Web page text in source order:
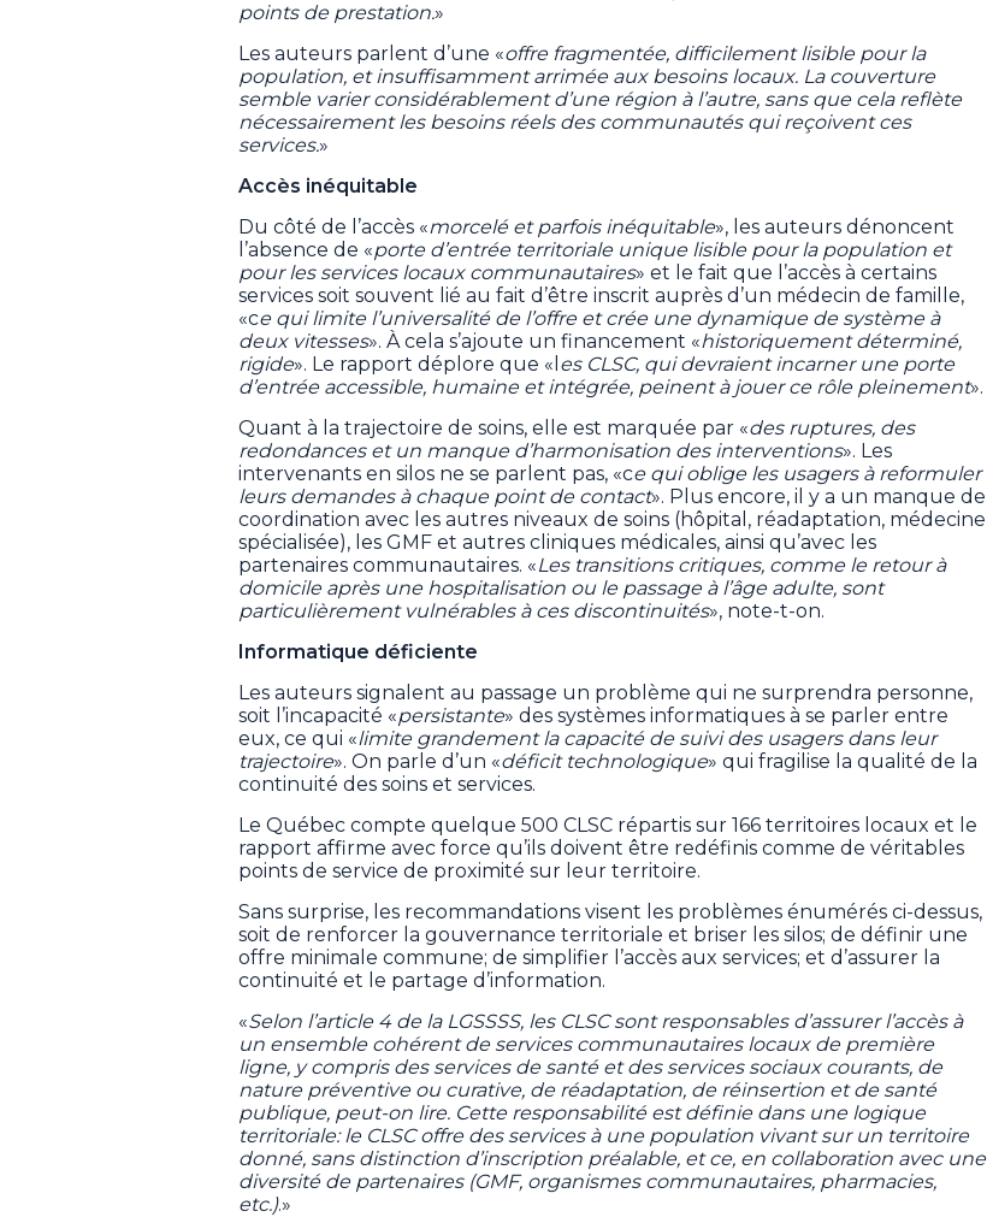
points de prestation.»
Les auteurs parlent d’une «offre fragmentée, difficilement lisible pour la
population, et insuffisamment arrimée aux besoins locaux. La couverture
semble varier considérablement d’une région à l’autre, sans que cela reflète
nécessairement les besoins réels des communautés qui reçoivent ces
services.»
Accès inéquitable
Du côté de l’accès «morcelé et parfois inéquitable», les auteurs dénoncent
l’absence de «porte d’entrée territoriale unique lisible pour la population et
pour les services locaux communautaires» et le fait que l’accès à certains
services soit souvent lié au fait d’être inscrit auprès d’un médecin de famille,
«ce qui limite l’universalité de l’offre et crée une dynamique de système à
deux vitesses». À cela s’ajoute un financement «historiquement déterminé,
rigide». Le rapport déplore que «l es CLSC, qui devraient incarner une porte
d’entrée accessible, humaine et intégrée, peinent à jouer ce rôle pleinement».
Quant à la trajectoire de soins, elle est marquée par «des ruptures, des
redondances et un manque d’harmonisation des interventions». Les
intervenants en silos ne se parlent pas, «ce qui oblige les usagers à reformuler
leurs demandes à chaque point de contact». Plus encore, il y a un manque de
coordination avec les autres niveaux de soins (hôpital, réadaptation, médecine
spécialisée), les GMF et autres cliniques médicales, ainsi qu’avec les
partenaires communautaires. «Les transitions critiques, comme le retour à
domicile après une hospitalisation ou le passage à l’âge adulte, sont
particulièrement vulnérables à ces discontinuités», note-t-on.
Informatique déficiente
Les auteurs signalent au passage un problème qui ne surprendra personne,
soit l’incapacité «persistante» des systèmes informatiques à se parler entre
eux, ce qui «limite grandement la capacité de suivi des usagers dans leur
trajectoire». On parle d’un «déficit technologique» qui fragilise la qualité de la
continuité des soins et services.
Le Québec compte quelque 500 CLSC répartis sur 166 territoires locaux et le
rapport affirme avec force qu’ils doivent être redéfinis comme de véritables
points de service de proximité sur leur territoire.
Sans surprise, les recommandations visent les problèmes énumérés ci-dessus,
soit de renforcer la gouvernance territoriale et briser les silos; de définir une
offre minimale commune; de simplifier l’accès aux services; et d’assurer la
continuité et le partage d’information.
«Selon l’article 4 de la LGSSSS, les CLSC sont responsables d’assurer l’accès à
un ensemble cohérent de services communautaires locaux de première
ligne, y compris des services de santé et des services sociaux courants, de
nature préventive ou curative, de réadaptation, de réinsertion et de santé
publique, peut-on lire. Cette responsabilité est définie dans une logique
territoriale: le CLSC offre des services à une population vivant sur un territoire
donné, sans distinction d’inscription préalable, et ce, en collaboration avec une
diversité de partenaires (GMF, organismes communautaires, pharmacies,
etc.).»